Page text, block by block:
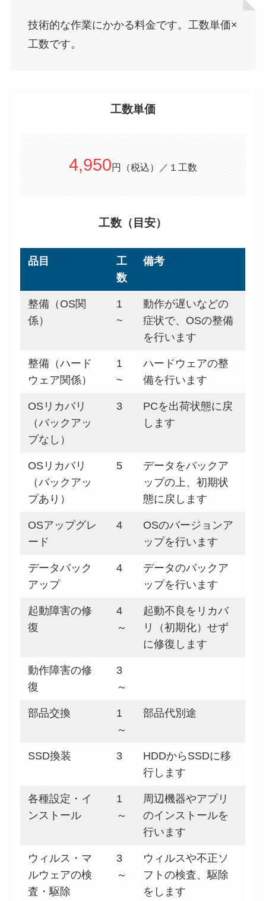
技術的な作業にかかる料金です。工数単価×
工数です。
工数単価
4,950円（税込）／１工数
工数（目安）
品目
工
数
備考
整備（OS関
係）
1
~
動作が遅いなどの
症状で、OSの整備
を行います
整備（ハード
ウェア関係）
1
~
ハードウェアの整
備を行います
OSリカバリ
（バックアッ
プなし）
3
PCを出荷状態に戻
します
OSリカバリ
（バックアッ
プあり）
5
データをバックア
ップの上、初期状
態に戻します
OSアップグレ
ード
4
OSのバージョンア
ップを行います
データバック
アップ
4
データのバックア
ップを行います
起動障害の修
復
4
～
起動不良をリカバ
リ（初期化）せず
に修復します
動作障害の修
復
3
～
部品交換
1
～
部品代別途
SSD換装 3
HDDからSSDに移
行します
各種設定・イ
ンストール
1
～
周辺機器やアプリ
のインストールを
行います
ウィルス・マ
ルウェアの検
査・駆除
3
～
ウィルスや不正ソ
フトの検査、駆除
をします